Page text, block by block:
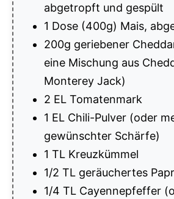
abgetropft und gespült
1 Dose (400g) Mais,
200g geriebener
eine Mischung aus
Monterey Jack)
2 EL Tomatenmark
1 EL Chili-Pulver (oder
gewünschter Schärfe)
1 TL Kreuzkümmel
1/2 TL geräuchertes
1/4 TL Cayennepfeffer